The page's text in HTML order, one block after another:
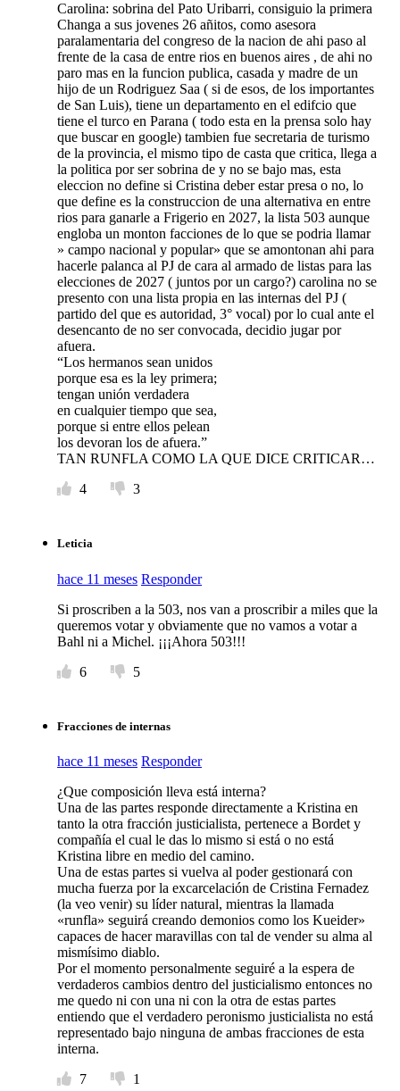
Carolina: sobrina del Pato Uribarri, consiguio la primera
Changa a sus jovenes 26 añitos, como asesora
paralamentaria del congreso de la nacion de ahi paso al
frente de la casa de entre rios en buenos aires , de ahi no
paro mas en la funcion publica, casada y madre de un
hijo de un Rodriguez Saa ( si de esos, de los importantes
de San Luis), tiene un departamento en el edifcio que
tiene el turco en Parana ( todo esta en la prensa solo hay
que buscar en google) tambien fue secretaria de turismo
de la provincia, el mismo tipo de casta que critica, llega a
la politica por ser sobrina de y no se bajo mas, esta
eleccion no define si Cristina deber estar presa o no, lo
que define es la construccion de una alternativa en entre
rios para ganarle a Frigerio en 2027, la lista 503 aunque
engloba un monton facciones de lo que se podria llamar
» campo nacional y popular» que se amontonan ahi para
hacerle palanca al PJ de cara al armado de listas para las
elecciones de 2027 ( juntos por un cargo?) carolina no se
presento con una lista propia en las internas del PJ (
partido del que es autoridad, 3° vocal) por lo cual ante el
desencanto de no ser convocada, decidio jugar por
afuera.
“Los hermanos sean unidos
porque esa es la ley primera;
tengan unión verdadera
en cualquier tiempo que sea,
porque si entre ellos pelean
los devoran los de afuera.”
TAN RUNFLA COMO LA QUE DICE CRITICAR…
4
3
Leticia
hace 11 meses Responder
Si proscriben a la 503, nos van a proscribir a miles que la
queremos votar y obviamente que no vamos a votar a
Bahl ni a Michel. ¡¡¡Ahora 503!!!
6
5
Fracciones de internas
hace 11 meses Responder
¿Que composición lleva está interna?
Una de las partes responde directamente a Kristina en
tanto la otra fracción justicialista, pertenece a Bordet y
compañía el cual le das lo mismo si está o no está
Kristina libre en medio del camino.
Una de estas partes si vuelva al poder gestionará con
mucha fuerza por la excarcelación de Cristina Fernadez
(la veo venir) su líder natural, mientras la llamada
«runfla» seguirá creando demonios como los Kueider»
capaces de hacer maravillas con tal de vender su alma al
mismísimo diablo.
Por el momento personalmente seguiré a la espera de
verdaderos cambios dentro del justicialismo entonces no
me quedo ni con una ni con la otra de estas partes
entiendo que el verdadero peronismo justicialista no está
representado bajo ninguna de ambas fracciones de esta
interna.
7
1